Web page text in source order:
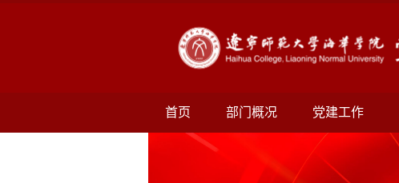
首页 部门概况 党建工作